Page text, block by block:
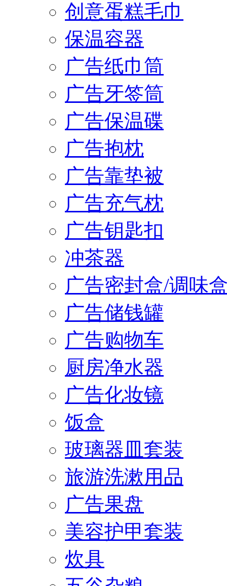
创意蛋糕毛巾
保温容器
广告纸巾筒
广告牙签筒
广告保温碟
广告抱枕
广告靠垫被
广告充气枕
广告钥匙扣
冲茶器
广告密封盒/调味
广告储钱罐
广告购物车
厨房净水器
广告化妆镜
饭盒
玻璃器皿套装
旅游洗漱用品
广告果盘
美容护甲套装
炊具